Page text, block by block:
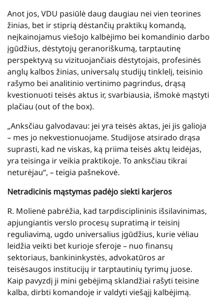
Anot jos, VDU pasiūlė daug daugiau nei vien teorines
žinias, bet ir stiprią dėstančių praktikų komandą,
neįkainojamus viešojo kalbėjimo bei komandinio darbo
įgūdžius, dėstytojų geranoriškumą, tarptautinę
perspektyvą su vizituojančiais dėstytojais, profesinės
anglų kalbos žinias, universalų studijų tinklelį, teisinio
rašymo bei analitinio vertinimo pagrindus, drąsą
kvestionuoti teisės aktus ir, svarbiausia, išmokė mąstyti
plačiau (out of the box).
„Anksčiau galvodavau: jei yra teisės aktas, jei jis galioja
– mes jo nekvestionuojame. Studijose atsirado drąsa
suprasti, kad ne viskas, ką priima teisės aktų leidėjas,
yra teisinga ir veikia praktikoje. To anksčiau tikrai
neturėjau“, – teigia pašnekovė.
Netradicinis mąstymas padėjo siekti karjeros
R. Molienė pabrėžia, kad tarpdisciplininis išsilavinimas,
apjungiantis verslo procesų supratimą ir teisinį
reguliavimą, ugdo universalius įgūdžius, kurie vėliau
leidžia veikti bet kurioje sferoje – nuo finansų
sektoriaus, bankininkystės, advokatūros ar
teisėsaugos institucijų ir tarptautinių tyrimų juose.
Kaip pavyzdį ji mini gebėjimą sklandžiai rašyti teisine
kalba, dirbti komandoje ir valdyti viešąjį kalbėjimą.